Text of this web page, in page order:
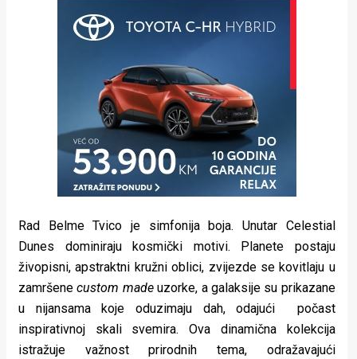
Rad Belme Tvico je simfonija boja. Unutar Celestial
Dunes dominiraju kosmički motivi. Planete postaju
živopisni, apstraktni kružni oblici, zvijezde se kovitlaju u
zamršenecustom madeuzorke, a galaksije su prikazane
u nijansama koje oduzimaju dah, odajući počast
inspirativnoj skali svemira. Ova dinamična kolekcija
istražuje važnost prirodnih tema, odražavajući